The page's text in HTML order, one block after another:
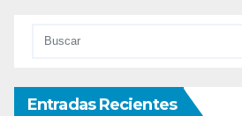
Entradas Recientes